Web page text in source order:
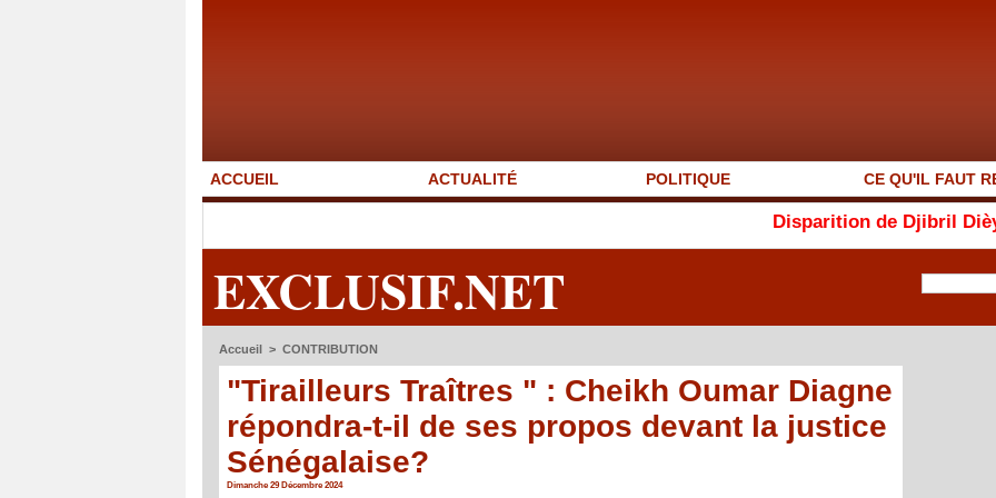
ACCUEIL ACTUALITÉ POLITIQUE CE QU'IL FAUT
Disparition de Djibril Dièye : «
EXCLUSIF.NET
Accueil > CONTRIBUTION
"Tirailleurs Traîtres " : Cheikh Oumar Diagne
répondra-t-il de ses propos devant la justice
Sénégalaise?
Dimanche 29 Décembre 2024